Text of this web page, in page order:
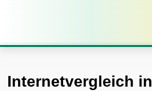
Internetvergleich in